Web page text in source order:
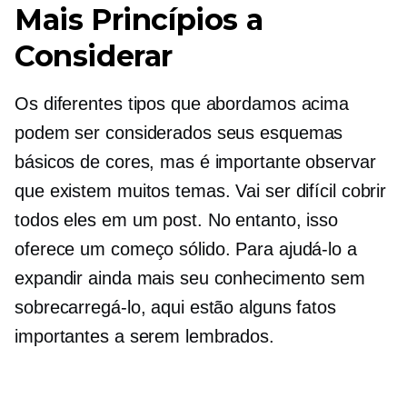
Mais Princípios a
Considerar
Os diferentes tipos que abordamos acima
podem ser considerados seus esquemas
básicos de cores, mas é importante observar
que existem muitos temas. Vai ser difícil cobrir
todos eles em um post. No entanto, isso
oferece um começo sólido. Para ajudá-lo a
expandir ainda mais seu conhecimento sem
sobrecarregá-lo, aqui estão alguns fatos
importantes a serem lembrados.